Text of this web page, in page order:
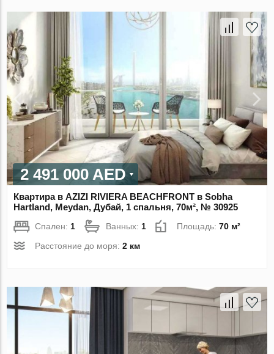
2 491 000 AED
Квартира в AZIZI RIVIERA BEACHFRONT в Sobha
Hartland, Meydan, Дубай, 1 спальня, 70м², № 30925
Спален: 1 Ванных: 1 Площадь:70 м²
Расстояние до моря:2 км